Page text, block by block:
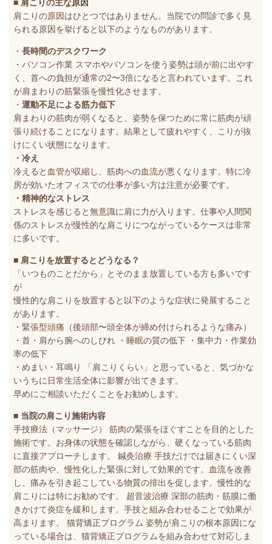
■ 肩こりの主な原因
肩こりの原因はひとつではありません。当院での問診で多く見
られる原因を挙げると以下のようなものがあります。
・ 長時間のデスクワーク
・パソコン作業 スマホやパソコンを使う姿勢は頭が前に出やす
く、首への負担が通常の2〜3倍になると言われています。これ
が肩まわりの筋緊張を慢性化させます。
・ 運動不足による筋力低下
肩まわりの筋肉が弱くなると、姿勢を保つために常に筋肉が頑
張り続けることになります。結果として疲れやすく、こりが抜
けにくい状態になります。
・冷え
冷えると血管が収縮し、筋肉への血流が悪くなります。特に冷
房が効いたオフィスでの仕事が多い方は注意が必要です。
・精神的なストレス
ストレスを感じると無意識に肩に力が入ります。仕事や人間関
係のストレスが慢性的な肩こりにつながっているケースは非常
に多いです。
■ 肩こりを放置するとどうなる？
「いつものことだから」とそのまま放置している方も多いです
が
慢性的な肩こりを放置すると以下のような症状に発展すること
があります。
・緊張型頭痛（後頭部〜頭全体が締め付けられるような痛み）
・首・肩から腕へのしびれ ・睡眠の質の低下 ・集中力・作業効
率の低下
・めまい・耳鳴り 「肩こりくらい」と思っていると、気づかな
いうちに日常生活全体に影響が出てきます。
早めにご相談いただくことをお勧めします。
■ 当院の肩こり施術内容
手技療法（マッサージ） 筋肉の緊張をほぐすことを目的とした
施術です。お身体の状態を確認しながら、硬くなっている筋肉
に直接アプローチします。 鍼灸治療 手技だけでは届きにくい深
部の筋肉や、慢性化した緊張に対して効果的です。血流を改善
し、痛みを引き起こしている物質の排出を促します。慢性的な
肩こりには特にお勧めです。 超音波治療 深部の筋肉・筋膜に働
きかけて炎症を緩和します。手技と組み合わせることで効果が
高まります。 猫背矯正プログラム 姿勢が肩こりの根本原因にな
っている場合は、猫背矯正プログラムを組み合わせて対応しま